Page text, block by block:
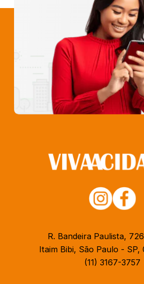
R. Bandeira Paulista,
Itaim Bibi, São Paulo -
(11) 3167-3757